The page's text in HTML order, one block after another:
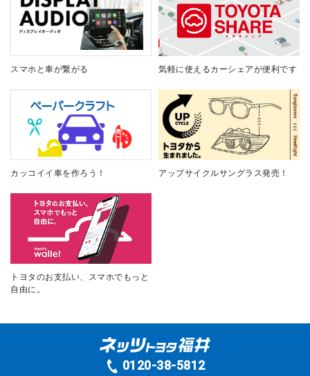
スマホと車が繋がる 気軽に使えるカーシェアが便利です
カッコイイ車を作ろう！ アップサイクルサングラス発売！
トヨタのお支払い、スマホでもっと
自由に。
0120-38-5812